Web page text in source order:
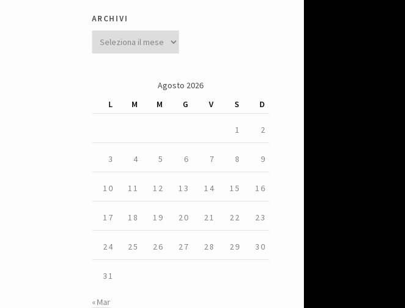
archivi
Agosto 2026
L
M M G V S D
1 2
3 4 5 6 7 8 9
10 11 12 13 14 15 16
17 18 19 20 21 22 23
24 25 26 27 28 29 30
31
« Mar